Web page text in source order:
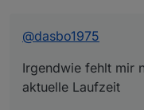
@dasbo1975
Irgendwie fehlt mir
aktuelle Laufzeit